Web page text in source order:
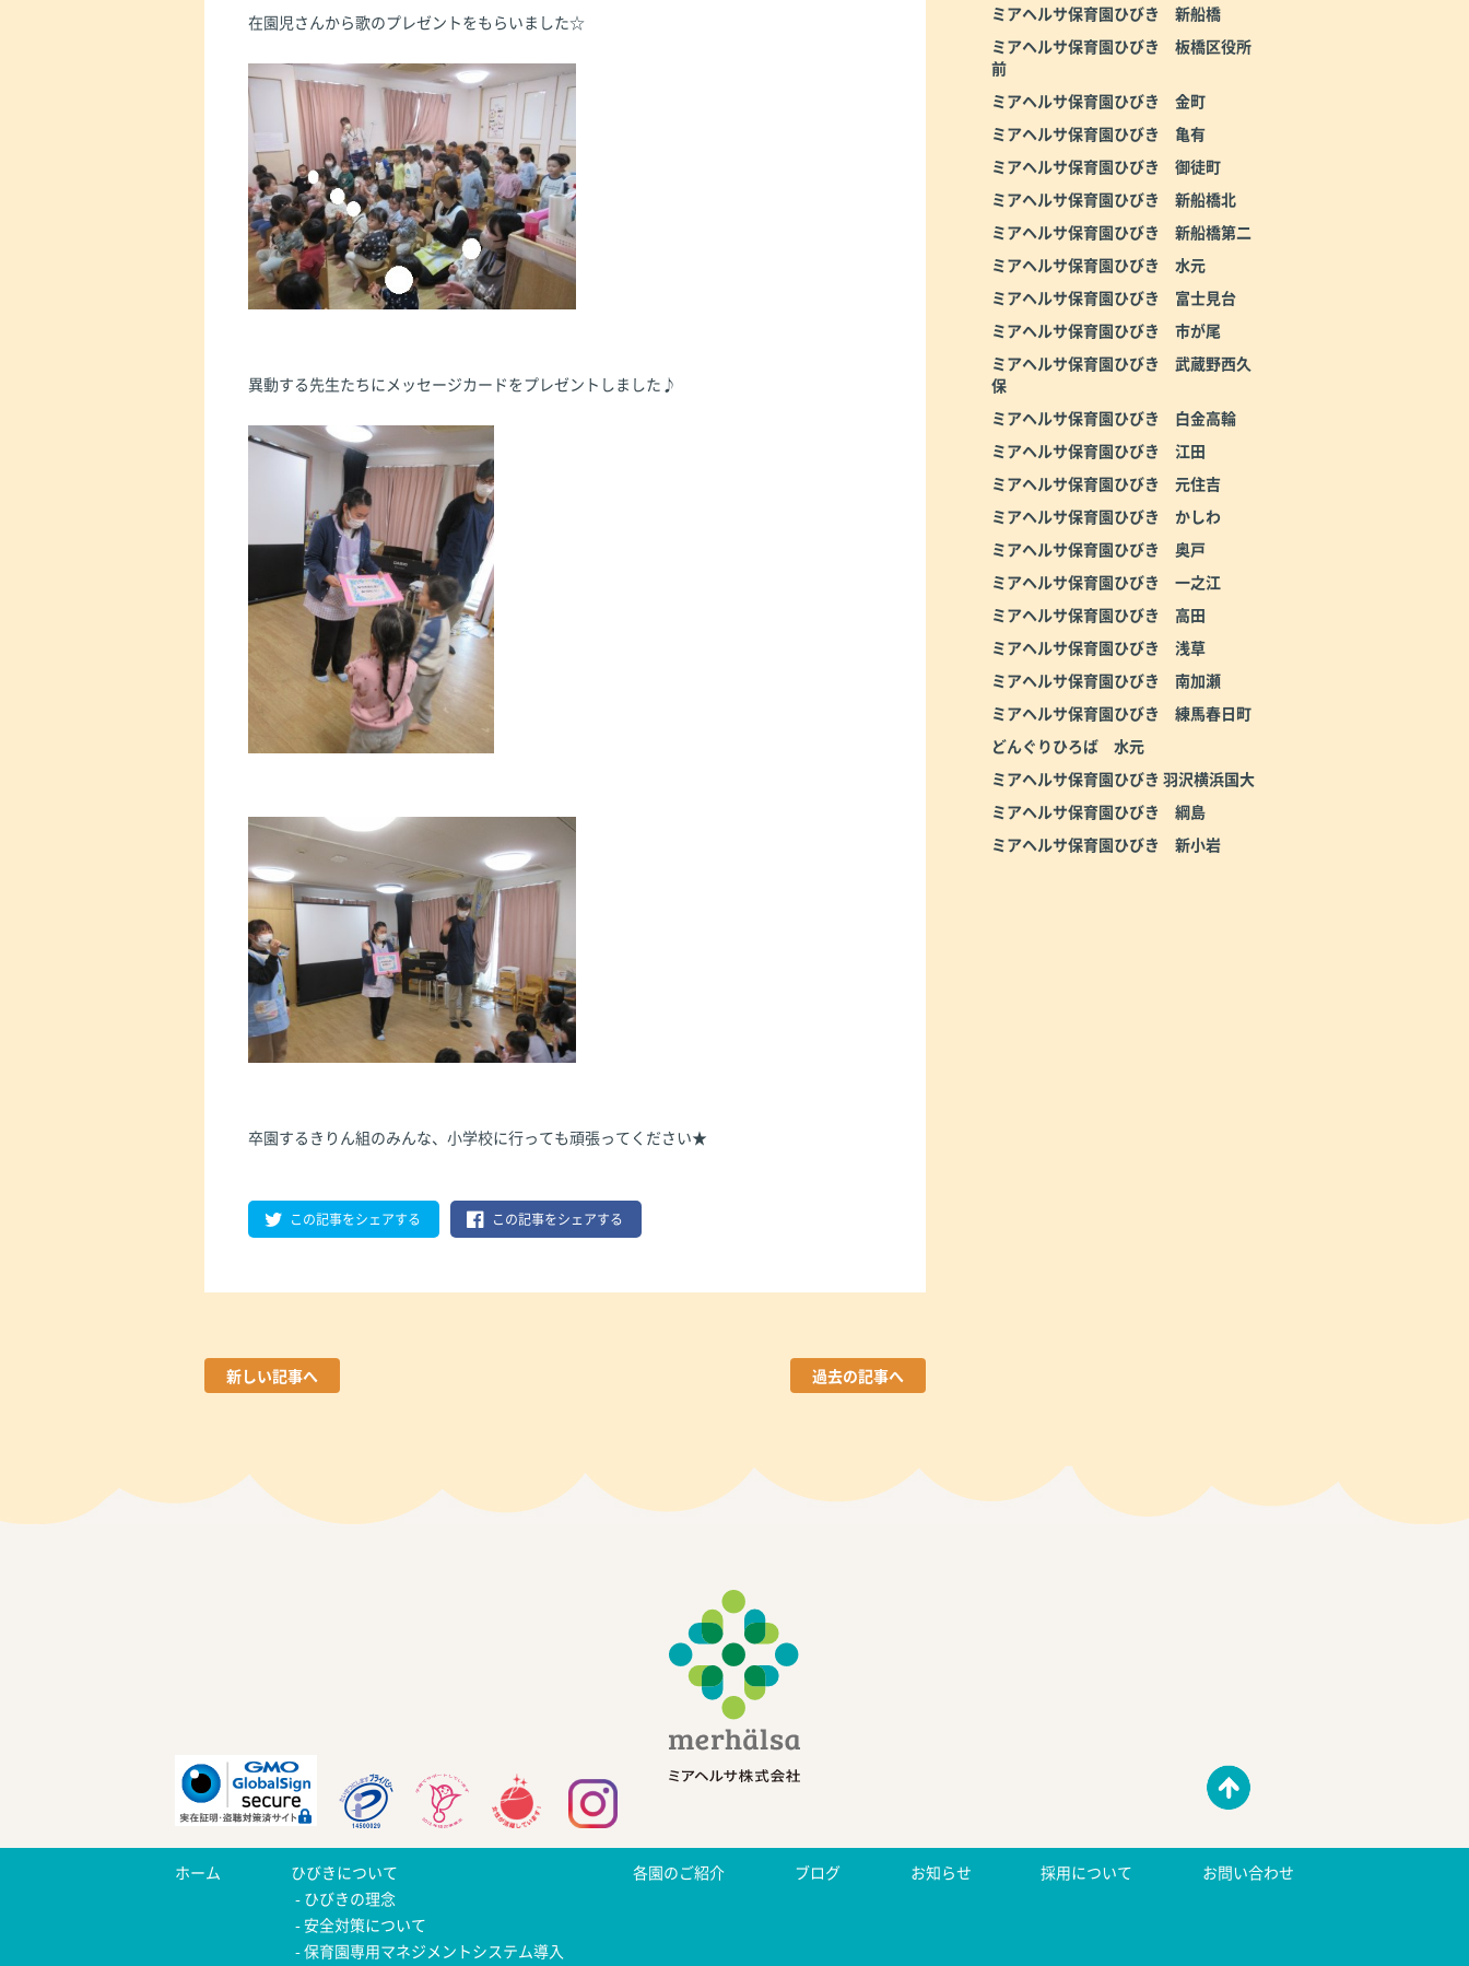
在園児さんから歌のプレゼントをもらいました☆
異動する先生たちにメッセージカードをプレゼントしました♪
卒園するきりん組のみんな、小学校に行っても頑張ってください★
この記事をシェアする この記事をシェアする
新しい記事へ 過去の記事へ
ミアヘルサ保育園ひびき 新船橋
ミアヘルサ保育園ひびき 板橋区役所
前
ミアヘルサ保育園ひびき 金町
ミアヘルサ保育園ひびき 亀有
ミアヘルサ保育園ひびき 御徒町
ミアヘルサ保育園ひびき 新船橋北
ミアヘルサ保育園ひびき 新船橋第二
ミアヘルサ保育園ひびき 水元
ミアヘルサ保育園ひびき 富士見台
ミアヘルサ保育園ひびき 市が尾
ミアヘルサ保育園ひびき 武蔵野西久
保
ミアヘルサ保育園ひびき 白金高輪
ミアヘルサ保育園ひびき 江田
ミアヘルサ保育園ひびき 元住吉
ミアヘルサ保育園ひびき かしわ
ミアヘルサ保育園ひびき 奥戸
ミアヘルサ保育園ひびき 一之江
ミアヘルサ保育園ひびき 高田
ミアヘルサ保育園ひびき 浅草
ミアヘルサ保育園ひびき 南加瀬
ミアヘルサ保育園ひびき 練馬春日町
どんぐりひろば 水元
ミアヘルサ保育園ひびき 羽沢横浜国大
ミアヘルサ保育園ひびき 綱島
ミアヘルサ保育園ひびき 新小岩
ホーム
ひびきについて
ひびきの理念
安全対策について
保育園専用マネジメントシステム導入
各園のご紹介 ブログ お知らせ 採用について お問い合わせ